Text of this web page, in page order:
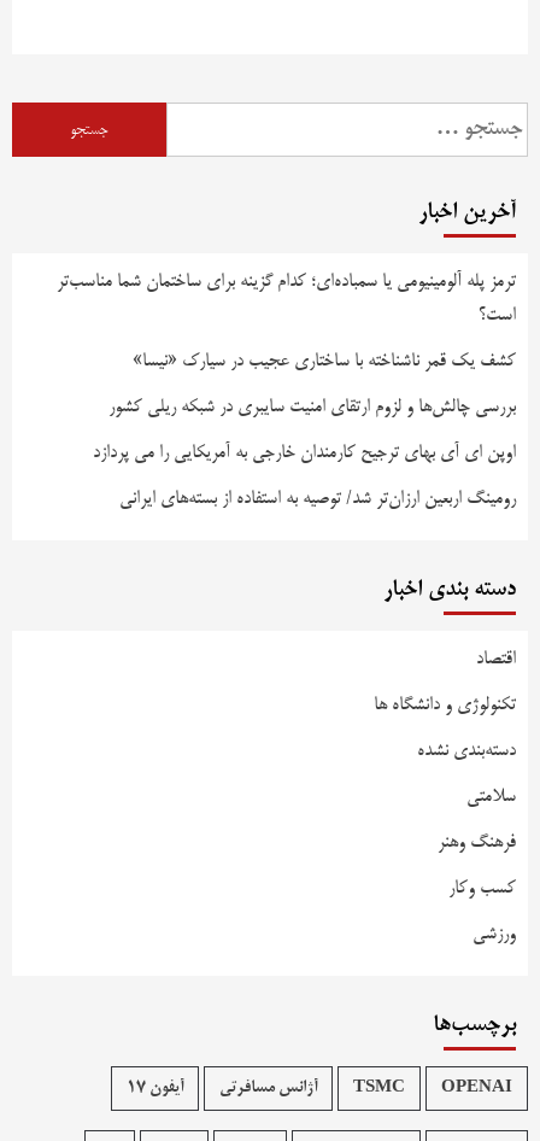
آخرین اخبار
ترمز پله آلومینیومی یا سمباده‌ای؛ کدام گزینه برای ساختمان شما مناسب‌تر
است؟
کشف یک قمر ناشناخته با ساختاری عجیب در سیارک «نیسا»
بررسی چالش‌ها و لزوم ارتقای امنیت سایبری در شبکه ریلی کشور
اوپن ای آی بهای ترجیح کارمندان خارجی به آمریکایی را می پردازد
رومینگ اربعین ارزان‌تر شد/ توصیه به استفاده از بسته‌های ایرانی
دسته بندی اخبار
اقتصاد
تکنولوژی و دانشگاه ها
دسته‌بندی نشده
سلامتی
فرهنگ وهنر
کسب وکار
ورزشی
برچسب‌ها
OPENAI
TSMC آژانس مسافرتی آیفون 17